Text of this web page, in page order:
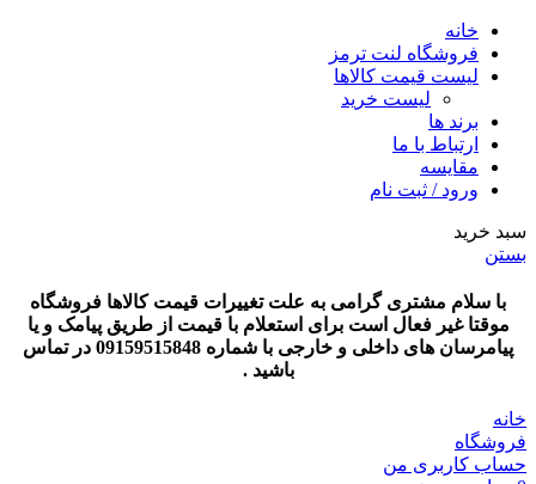
خانه
فروشگاه لنت ترمز
لیست قیمت کالاها
لیست خرید
برند ها
ارتباط با ما
مقایسه
ورود / ثبت نام
سبد خرید
بستن
با سلام مشتری گرامی به علت تغییرات قیمت کالاها فروشگاه
موقتا غیر فعال است برای استعلام با قیمت از طریق پیامک و یا
پیامرسان های داخلی و خارجی با شماره 09159515848 در تماس
باشید .
خانه
فروشگاه
حساب کاربری من